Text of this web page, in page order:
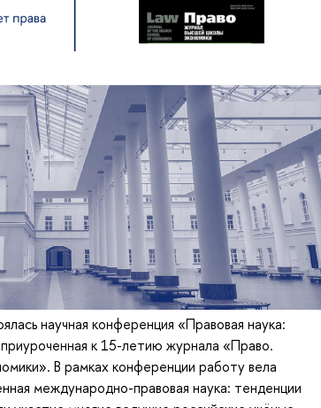
научная конференция «Правовая наука:
к 15-летию журнала «Право.
В рамках конференции работу вела
международно-правовая наука: тенденции